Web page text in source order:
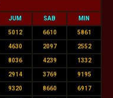
JUM SAB MIN
5012 6610 5861
4630 2097 2552
8036 4239 1332
2914 3769 9195
9320 8660 6917